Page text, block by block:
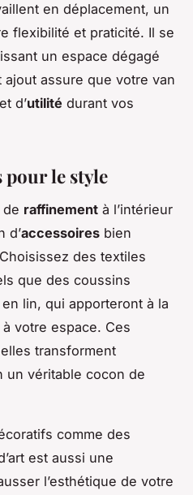
en déplacement, un
flexibilité et praticité. Il se
un espace dégagé
ajout assure que votre van
d’utilité durant vos
pour le style
raffinement à l’intérieur
d’accessoires bien
des textiles
que des coussins
lin, qui apporteront à la
votre espace. Ces
transforment
un véritable cocon de
comme des
est aussi une
l’esthétique de votre